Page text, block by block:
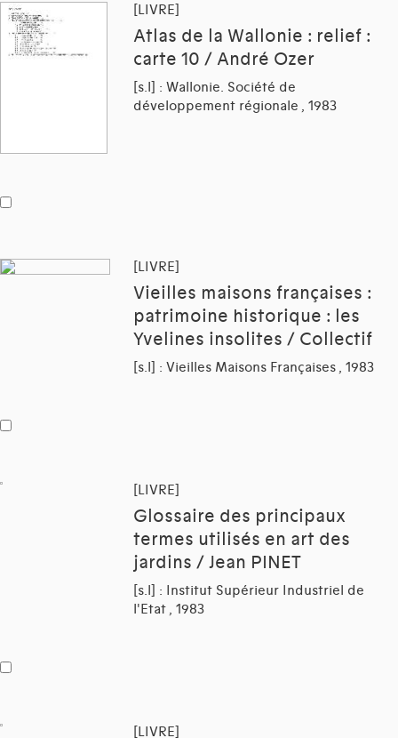
[LIVRE]
Atlas de la Wallonie : relief :
carte 10 / André Ozer
[s.l] : Wallonie. Société de
développement régionale , 1983
[LIVRE]
Vieilles maisons françaises :
patrimoine historique : les
Yvelines insolites / Collectif
[s.l] : Vieilles Maisons Françaises , 1983
[LIVRE]
Glossaire des principaux
termes utilisés en art des
jardins / Jean PINET
[s.l] : Institut Supérieur Industriel de
l'Etat , 1983
[LIVRE]